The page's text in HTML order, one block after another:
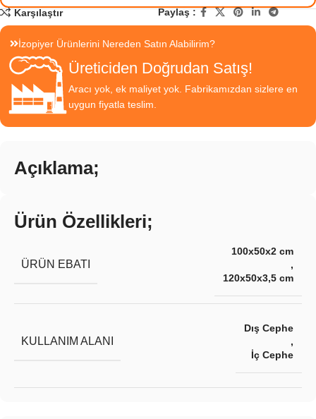
Karşılaştır Paylaş :
İzopiyer Ürünlerini Nereden Satın Alabilirim?
Üreticiden Doğrudan Satış!
Aracı yok, ek maliyet yok. Fabrikamızdan sizlere en
uygun fiyatla teslim.
Açıklama;
Ürün Özellikleri;
ÜRÜN EBATI
100x50x2 cm
,
120x50x3,5 cm
KULLANIM ALANI
Dış Cephe
,
İç Cephe